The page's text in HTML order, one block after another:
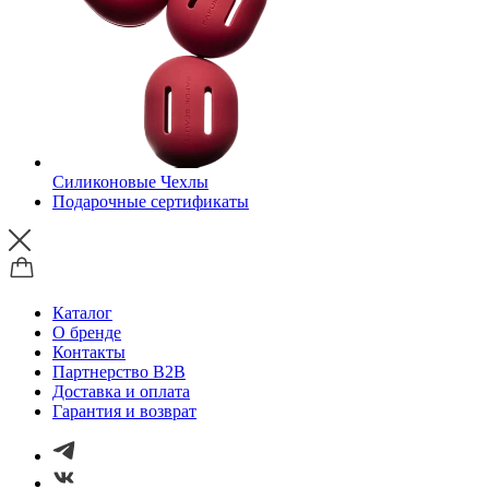
Силиконовые Чехлы
Подарочные сертификаты
Каталог
О бренде
Контакты
Партнерство B2B
Доставка и оплата
Гарантия и возврат